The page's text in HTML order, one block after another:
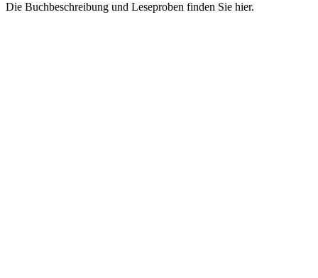
Die Buchbeschreibung und Leseproben finden Sie hier.